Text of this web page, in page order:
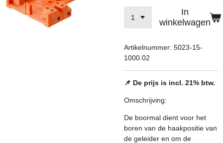
In
winkelwagen
Artikelnummer: 5023-15-
1000.02
📌 De prijs is incl. 21% btw.
Omschrijving:
De boormal dient voor het
boren van de haakpositie van
de geleider en om de